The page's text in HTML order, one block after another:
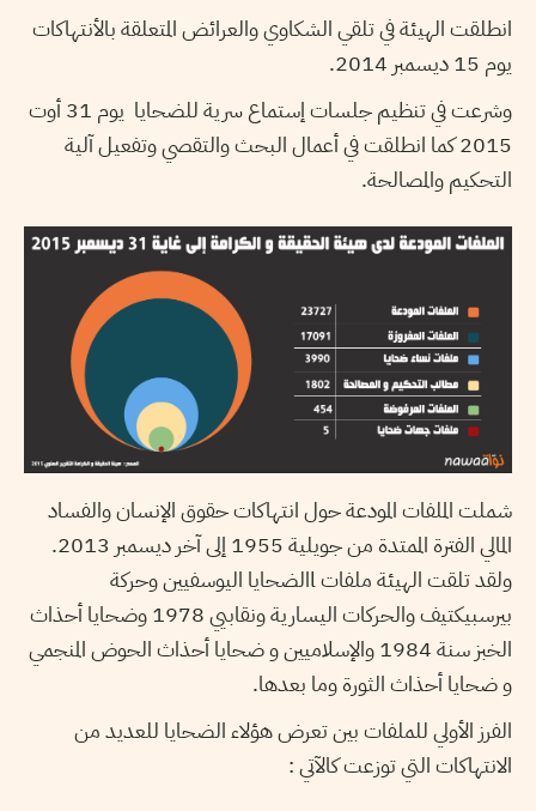
انطلقت الهيئة في تلقي الشكاوي والعرائض المتعلقة بالأنتهاكات
يوم 15 ديسمبر 2014.
وشرعت في تنظيم جلسات إستماع سرية للضحايا يوم 31 أوت
2015 كما انطلقت في أعمال البحث والتقصي وتفعيل آلية
التحكيم والمصالحة.
شملت الملفات المودعة حول انتهاكات حقوق الإنسان والفساد
المالي الفترة الممتدة من جويلية 1955 إلى آخر ديسمبر 2013.
ولقد تلقت الهيئة ملفات lالضحايا اليوسفيين وحركة
بيرسبيكتيف والحركات اليسارية ونقابيي 1978 وضحايا أحذاث
الخبز سنة 1984 والإسلاميين و ضحايا أحذاث الحوض المنجمي
و ضحايا أحذاث الثورة وما بعدها.
الفرز الأولي للملفات بين تعرض هؤلاء الضحايا للعديد من
الانتهاكات التي توزعت كالآتي :